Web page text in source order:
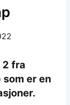
2 fra
er en